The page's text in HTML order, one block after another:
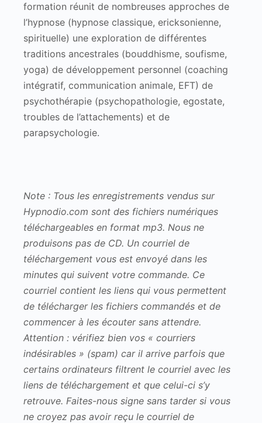
formation réunit de nombreuses approches de
l’hypnose (hypnose classique, ericksonienne,
spirituelle) une exploration de différentes
traditions ancestrales (bouddhisme, soufisme,
yoga) de développement personnel (coaching
intégratif, communication animale, EFT) de
psychothérapie (psychopathologie, egostate,
troubles de l’attachements) et de
parapsychologie.
Note : Tous les enregistrements vendus sur
Hypnodio.com sont des fichiers numériques
téléchargeables en format mp3. Nous ne
produisons pas de CD. Un courriel de
téléchargement vous est envoyé dans les
minutes qui suivent votre commande. Ce
courriel contient les liens qui vous permettent
de télécharger les fichiers commandés et de
commencer à les écouter sans attendre.
Attention : vérifiez bien vos « courriers
indésirables » (spam) car il arrive parfois que
certains ordinateurs filtrent le courriel avec les
liens de téléchargement et que celui-ci s’y
retrouve. Faites-nous signe sans tarder si vous
ne croyez pas avoir reçu le courriel de